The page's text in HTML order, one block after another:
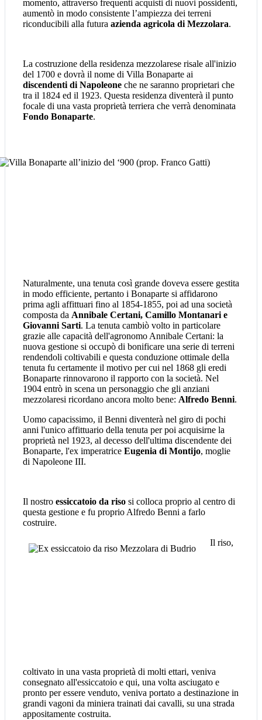
momento, attraverso frequenti acquisti di nuovi possidenti,
aumentò in modo consistente l’ampiezza dei terreni
riconducibili alla futura azienda agricola di Mezzolara.
La costruzione della residenza mezzolarese risale all'inizio
del 1700 e dovrà il nome di Villa Bonaparte ai
discendenti di Napoleone che ne saranno proprietari che
tra il 1824 ed il 1923. Questa residenza diventerà il punto
focale di una vasta proprietà terriera che verrà denominata
Fondo Bonaparte.
Naturalmente, una tenuta così grande doveva essere gestita
in modo efficiente, pertanto i Bonaparte si affidarono
prima agli affittuari fino al 1854-1855, poi ad una società
composta da Annibale Certani, Camillo Montanari e
Giovanni Sarti. La tenuta cambiò volto in particolare
grazie alle capacità dell'agronomo Annibale Certani: la
nuova gestione si occupò di bonificare una serie di terreni
rendendoli coltivabili e questa conduzione ottimale della
tenuta fu certamente il motivo per cui nel 1868 gli eredi
Bonaparte rinnovarono il rapporto con la società. Nel
1904 entrò in scena un personaggio che gli anziani
mezzolaresi ricordano ancora molto bene: Alfredo Benni.
Uomo capacissimo, il Benni diventerà nel giro di pochi
anni l'unico affittuario della tenuta per poi acquisirne la
proprietà nel 1923, al decesso dell'ultima discendente dei
Bonaparte, l'ex imperatrice Eugenia di Montijo, moglie
di Napoleone III.
Il nostro essiccatoio da riso si colloca proprio al centro di
questa gestione e fu proprio Alfredo Benni a farlo
costruire.
Il riso,
coltivato in una vasta proprietà di molti ettari, veniva
consegnato all'essiccatoio e qui, una volta asciugato e
pronto per essere venduto, veniva portato a destinazione in
grandi vagoni da miniera trainati dai cavalli, su una strada
appositamente costruita.